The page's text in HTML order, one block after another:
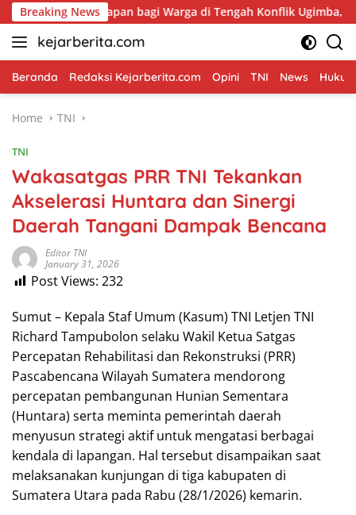
Skip
to
content
Breaking News
bagi Warga di Tengah Konflik Ugimba, Papua Tengah
kejarberita.com
Beranda Redaksi Kejarberita.com Opini TNI News
Home TNI
TNI
Wakasatgas PRR TNI Tekankan
Akselerasi Huntara dan Sinergi
Daerah Tangani Dampak Bencana
Editor TNI
January 31, 2026
Post Views: 232
Sumut – Kepala Staf Umum (Kasum) TNI Letjen TNI
Richard Tampubolon selaku Wakil Ketua Satgas
Percepatan Rehabilitasi dan Rekonstruksi (PRR)
Pascabencana Wilayah Sumatera mendorong
percepatan pembangunan Hunian Sementara
(Huntara) serta meminta pemerintah daerah
menyusun strategi aktif untuk mengatasi berbagai
kendala di lapangan. Hal tersebut disampaikan saat
melaksanakan kunjungan di tiga kabupaten di
Sumatera Utara pada Rabu (28/1/2026) kemarin.